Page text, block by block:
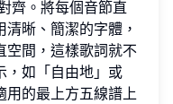
齊。將每個音節直
晰、簡潔的字體，
空間，這樣歌詞就不
，如「自由地」或
用的最上方五線譜上